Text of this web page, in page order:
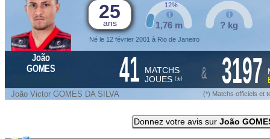
25
ans
Né le 12 février 2001 à Rio de Janeiro
1,76 m
12%
? kg
João
GOMES
41 MATCHS
JOUES (*) & 3197
João Victor GOMES DA SILVA (*) Matchs officiels et
Donnez votre avis sur João